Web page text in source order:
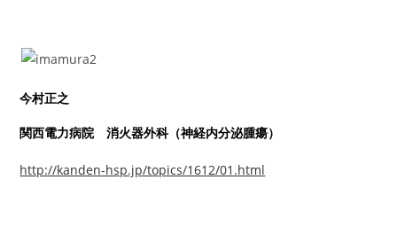
今村正之
関西電力病院 消火器外科（神経内分泌腫瘍）
http://kanden-hsp.jp/topics/1612/01.html